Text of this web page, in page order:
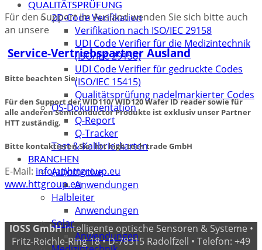
QUALITÄTSPRÜFUNG
2D-Code Verifikation
Verifikation nach ISO/IEC 29158
UDI Code Verifier für die Medizintechnik
(ISO/IEC 29158)
UDI Code Verifier für gedruckte Codes
(ISO/IEC 15415)
Qualitätsprüfung nadelmarkierter Codes
QS-Dokumentation
Q-Report
Q-Tracker
Test & Kalibrierkarten
BRANCHEN
Automotive
Anwendungen
Halbleiter
Anwendungen
Solar
Anwendungen
Für den Support im Ausland wenden Sie sich bitte auch
an unsere
Service-Vertriebspartner Ausland
Bitte beachten Sie:
Für den Support der WID110/ WID120 Wafer ID reader sowie für
alle anderen Semiconductor Produkte ist exklusiv unser Partner
HTT zuständig.
Bitte kontaktieren Sie: htt high tech trade GmbH
E-Mail: info(at)httgroup.eu
www.httgroup.eu
IOSS GmbHIntelligente optische Sensoren & Systeme •
Fritz-Reichle-Ring 18 • D-78315 Radolfzell • Telefon: +49